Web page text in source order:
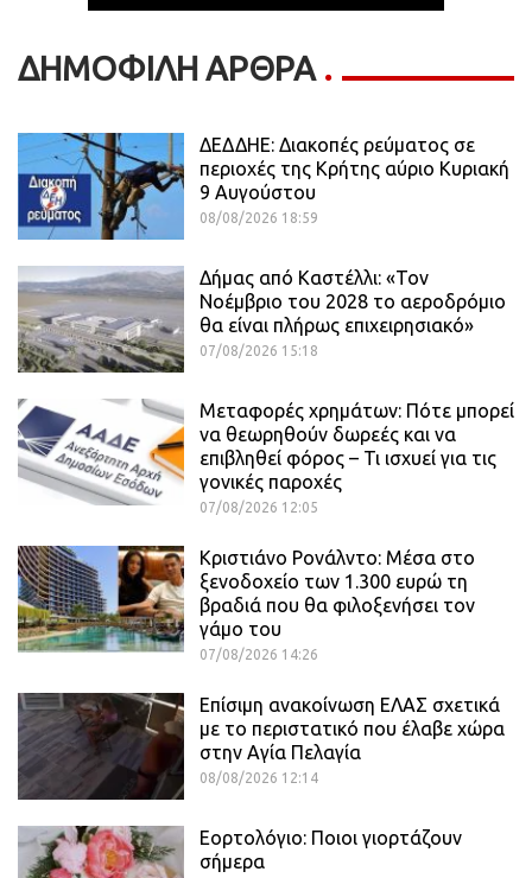
ΔΗΜΟΦΙΛΗ ΑΡΘΡΑ
ΔΕΔΔΗΕ: Διακοπές ρεύματος σε
περιοχές της Κρήτης αύριο Κυριακή
9 Αυγούστου
08/08/2026 18:59
Δήμας από Καστέλλι: «Τον
Νοέμβριο του 2028 το αεροδρόμιο
θα είναι πλήρως επιχειρησιακό»
07/08/2026 15:18
Μεταφορές χρημάτων: Πότε μπορεί
να θεωρηθούν δωρεές και να
επιβληθεί φόρος – Τι ισχυεί για τις
γονικές παροχές
07/08/2026 12:05
Κριστιάνο Ρονάλντο: Μέσα στο
ξενοδοχείο των 1.300 ευρώ τη
βραδιά που θα φιλοξενήσει τον
γάμο του
07/08/2026 14:26
Επίσιμη ανακοίνωση ΕΛΑΣ σχετικά
με το περιστατικό που έλαβε χώρα
στην Αγία Πελαγία
08/08/2026 12:14
Εορτολόγιο: Ποιοι γιορτάζουν
σήμερα